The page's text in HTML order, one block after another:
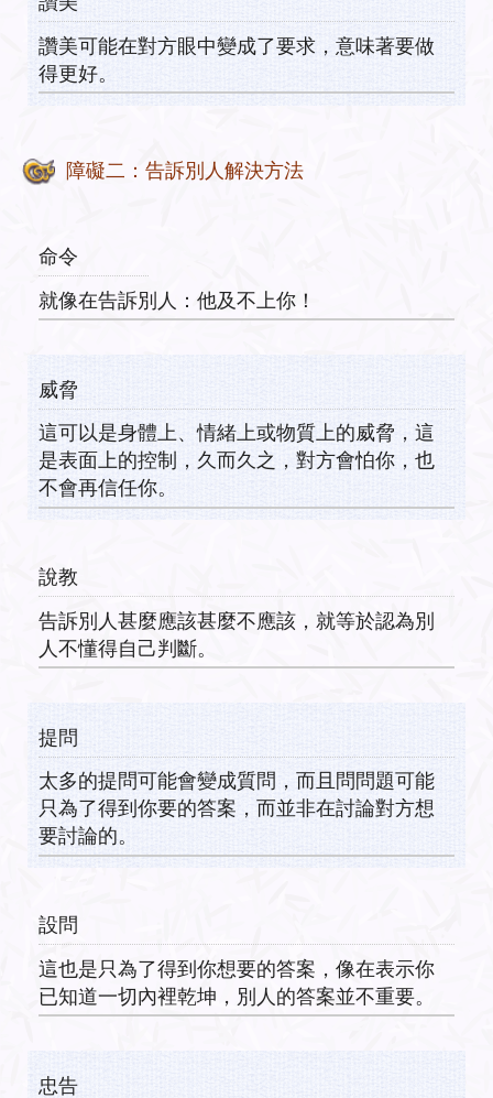
讚美可能在對方眼中變成了要求，意味著要做
得更好。
障礙二：告訴別人解決方法
命令
就像在告訴別人：他及不上你！
威脅
這可以是身體上、情緒上或物質上的威脅，這
是表面上的控制，久而久之，對方會怕你，也
不會再信任你。
說教
告訴別人甚麼應該甚麼不應該，就等於認為別
人不懂得自己判斷。
提問
太多的提問可能會變成質問，而且問問題可能
只為了得到你要的答案，而並非在討論對方想
要討論的。
設問
這也是只為了得到你想要的答案，像在表示你
已知道一切內裡乾坤，別人的答案並不重要。
忠告